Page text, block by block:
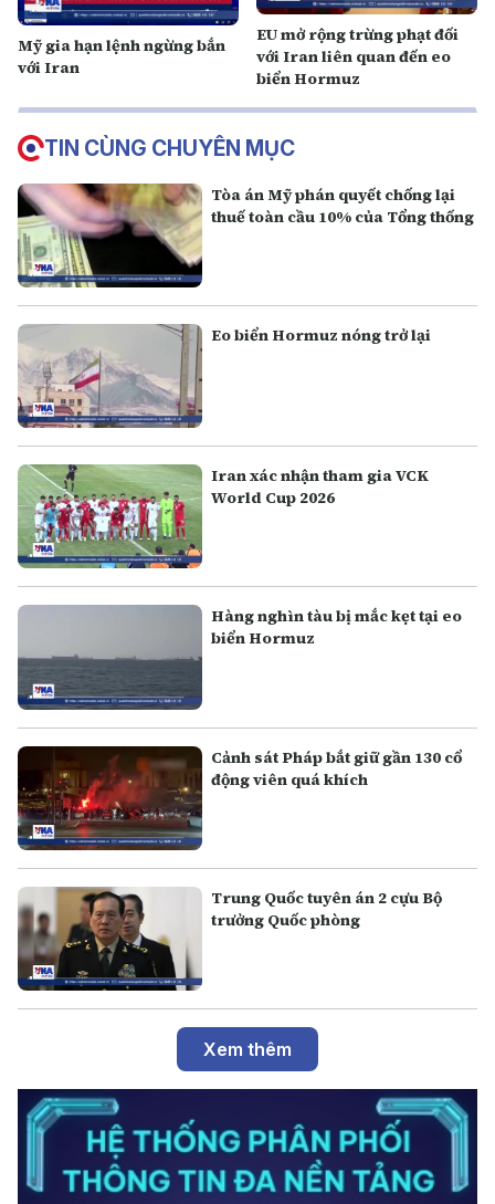
Mỹ gia hạn lệnh ngừng bắn
với Iran
EU mở rộng trừng phạt đối
với Iran liên quan đến eo
biển Hormuz
TIN CÙNG CHUYÊN MỤC
Tòa án Mỹ phán quyết chống lại
thuế toàn cầu 10% của Tổng thống
Eo biển Hormuz nóng trở lại
Iran xác nhận tham gia VCK
World Cup 2026
Hàng nghìn tàu bị mắc kẹt tại eo
biển Hormuz
Cảnh sát Pháp bắt giữ gần 130 cổ
động viên quá khích
Trung Quốc tuyên án 2 cựu Bộ
trưởng Quốc phòng
Xem thêm